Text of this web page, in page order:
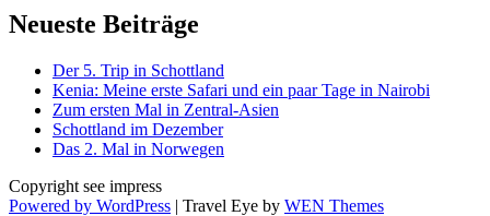
Neueste Beiträge
Der 5. Trip in Schottland
Kenia: Meine erste Safari und ein paar Tage in Nairobi
Zum ersten Mal in Zentral-Asien
Schottland im Dezember
Das 2. Mal in Norwegen
Copyright see impress
Powered by WordPress | Travel Eye by WEN Themes